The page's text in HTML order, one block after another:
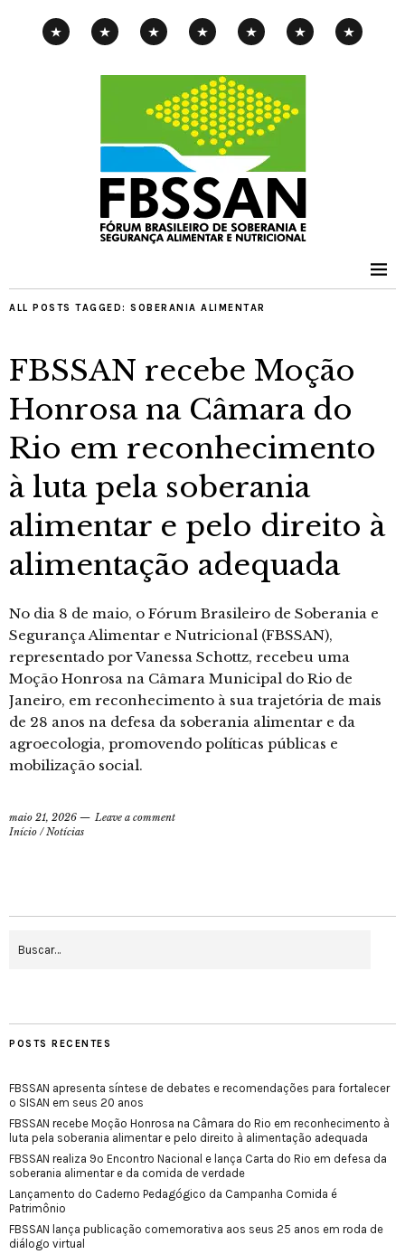
ALL POSTS TAGGED: SOBERANIA ALIMENTAR
FBSSAN recebe Moção
Honrosa na Câmara do
Rio em reconhecimento
à luta pela soberania
alimentar e pelo direito à
alimentação adequada
No dia 8 de maio, o Fórum Brasileiro de Soberania e
Segurança Alimentar e Nutricional (FBSSAN),
representado por Vanessa Schottz, recebeu uma
Moção Honrosa na Câmara Municipal do Rio de
Janeiro, em reconhecimento à sua trajetória de mais
de 28 anos na defesa da soberania alimentar e da
agroecologia, promovendo políticas públicas e
mobilização social.
maio 21, 2026
Leave a comment
Início /Notícias
POSTS RECENTES
FBSSAN apresenta síntese de debates e recomendações para fortalecer
o SISAN em seus 20 anos
FBSSAN recebe Moção Honrosa na Câmara do Rio em reconhecimento à
luta pela soberania alimentar e pelo direito à alimentação adequada
FBSSAN realiza 9º Encontro Nacional e lança Carta do Rio em defesa da
soberania alimentar e da comida de verdade
Lançamento do Caderno Pedagógico da Campanha Comida é
Patrimônio
FBSSAN lança publicação comemorativa aos seus 25 anos em roda de
diálogo virtual